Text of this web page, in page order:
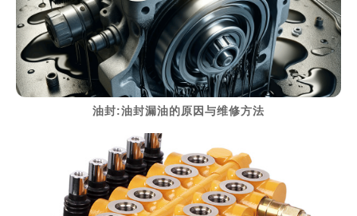
> 阅读详细资料
油封:油封漏油的原因与维修方法